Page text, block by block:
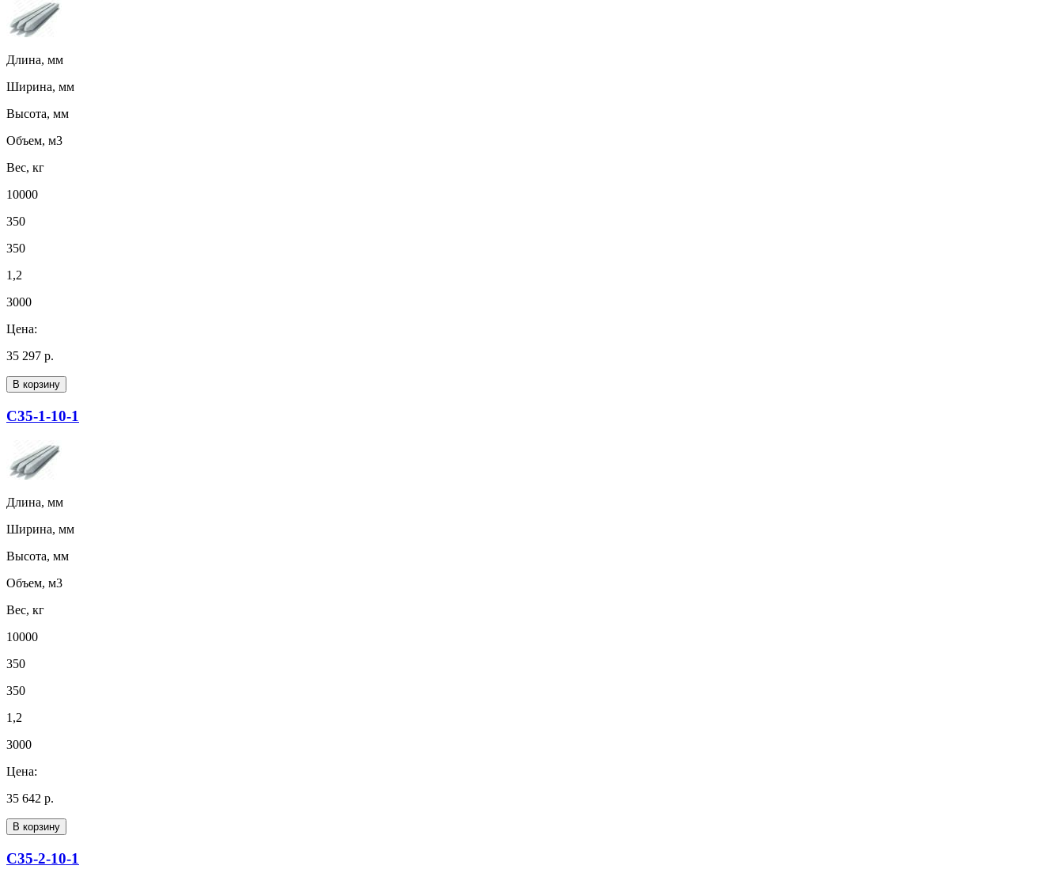
Длина, мм
Ширина, мм
Высота, мм
Объем, м3
Вес, кг
10000
350
350
1,2
3000
Цена:
35 297 р.
В корзину
С35-1-10-1
Длина, мм
Ширина, мм
Высота, мм
Объем, м3
Вес, кг
10000
350
350
1,2
3000
Цена:
35 642 р.
В корзину
С35-2-10-1